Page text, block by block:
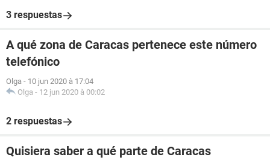
3 respuestas
A qué zona de Caracas pertenece este número
telefónico
Olga - 10 jun 2020 à 17:04
Olga - 12 jun 2020 à 00:02
2 respuestas
Quisiera saber a qué parte de Caracas